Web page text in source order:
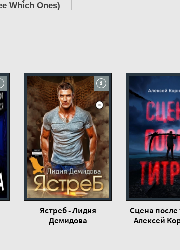
Ястреб - Лидия
Демидова
Сцена после
Алексей